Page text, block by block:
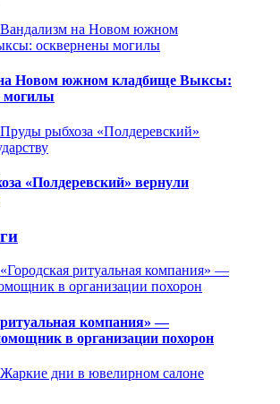
Новом южном кладбище Выксы:
могилы
«Полдеревский» вернули
ритуальная компания» —
в организации похорон